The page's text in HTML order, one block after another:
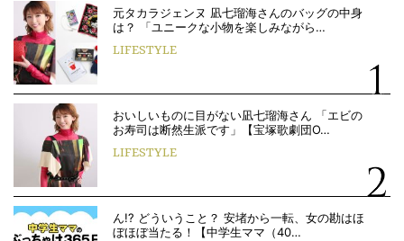
元タカラジェンヌ 凪七瑠海さんのバッグの中身
は？ 「ユニークな小物を楽しみながら…
LIFESTYLE
おいしいものに目がない凪七瑠海さん 「エビの
お寿司は断然生派です」【宝塚歌劇団O…
LIFESTYLE
ん!? どういうこと？ 安堵から一転、女の勘はほ
ぼほぼ当たる！【中学生ママ（40…